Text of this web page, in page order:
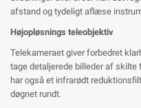
afstand og tydeligt aflæse
Højopløsnings teleobjektiv
Telekameraet giver forbedret
tage detaljerede billeder af
har også et infrarødt
døgnet rundt.